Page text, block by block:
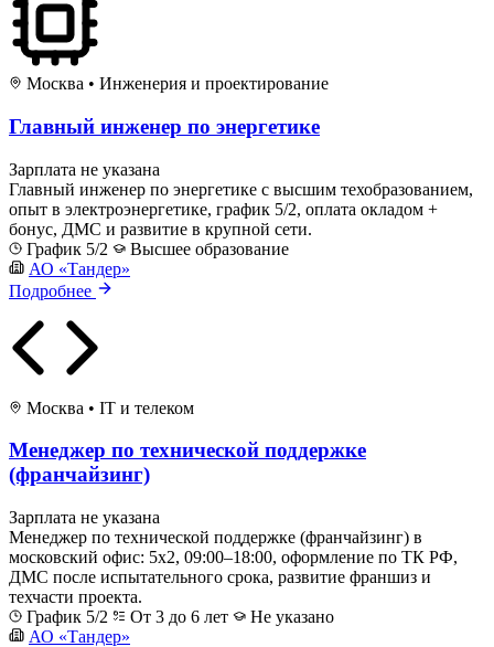
Москва • Инженерия и проектирование
Главный инженер по энергетике
Зарплата не указана
Главный инженер по энергетике с высшим техобразованием,
опыт в электроэнергетике, график 5/2, оплата окладом +
бонус, ДМС и развитие в крупной сети.
График 5/2
Высшее образование
АО «Тандер»
Подробнее
Москва • IT и телеком
Менеджер по технической поддержке
(франчайзинг)
Зарплата не указана
Менеджер по технической поддержке (франчайзинг) в
московский офис: 5x2, 09:00–18:00, оформление по ТК РФ,
ДМС после испытательного срока, развитие франшиз и
техчасти проекта.
График 5/2
От 3 до 6 лет
Не указано
АО «Тандер»